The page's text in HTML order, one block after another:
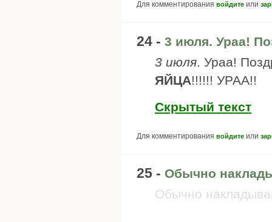
Для комментирования войдите или
24 - 3 июля. Ураа!
3 июля. Ураа!
ЯЙЦА!!!!!! УРАА!!
Скрытый текст
Для комментирования войдите или
25 - Обычно
Обычно